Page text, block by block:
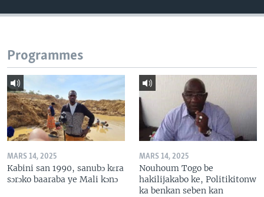
Programmes
MARS 14, 2025
Kabini san 1990, sanubɔ kɛra
sɔrɔko baaraba ye Mali kɔnɔ
MARS 14, 2025
Nouhoum Togo be
hakilijakabo ke, Politikitonw
ka benkan seben kan